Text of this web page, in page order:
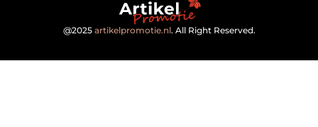
@2025 artikelpromotie.nl. All Right Reserved.